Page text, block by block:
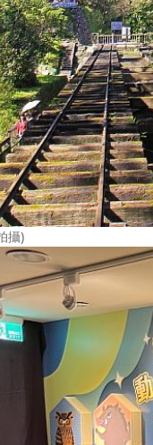
攝)